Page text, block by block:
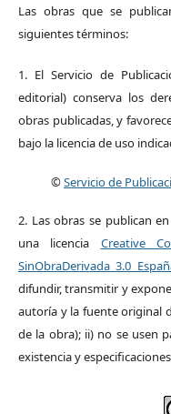
Las obras que se
siguientes términos:
1. El Servicio de
editorial) conserva los
obras publicadas, y
bajo la licencia de uso
©Servicio de
2. Las obras se publican
una licencia Creative
SinObraDerivada 3.0
difundir, transmitir y
autoría y la fuente original
de la obra); ii) no se usen
existencia y